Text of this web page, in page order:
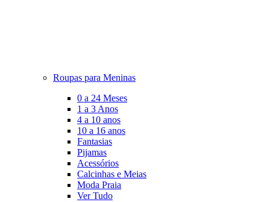
Roupas para Meninas
0 a 24 Meses
1 a 3 Anos
4 a 10 anos
10 a 16 anos
Fantasias
Pijamas
Acessórios
Calcinhas e Meias
Moda Praia
Ver Tudo